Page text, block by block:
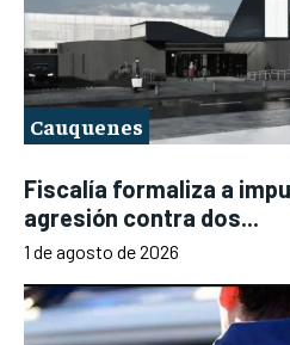
Cauquenes
Fiscalía formaliza a
agresión contra dos...
1 de agosto de 2026